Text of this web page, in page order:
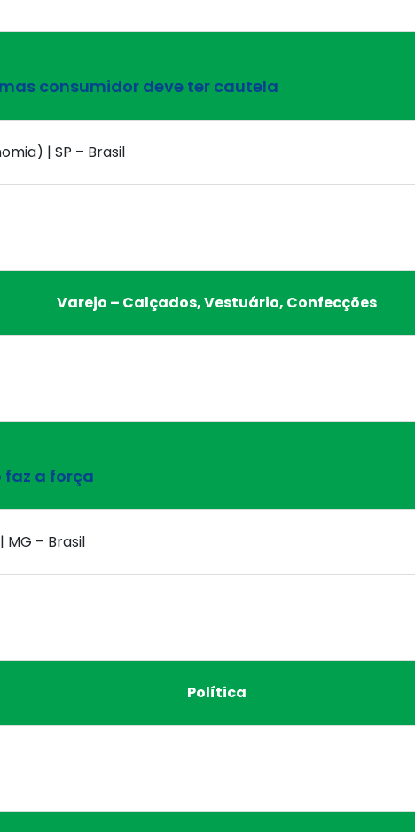
consumidor deve ter cautela
| SP – Brasil
Varejo – Calçados, Vestuário, Confecções
faz a força
MG – Brasil
Política